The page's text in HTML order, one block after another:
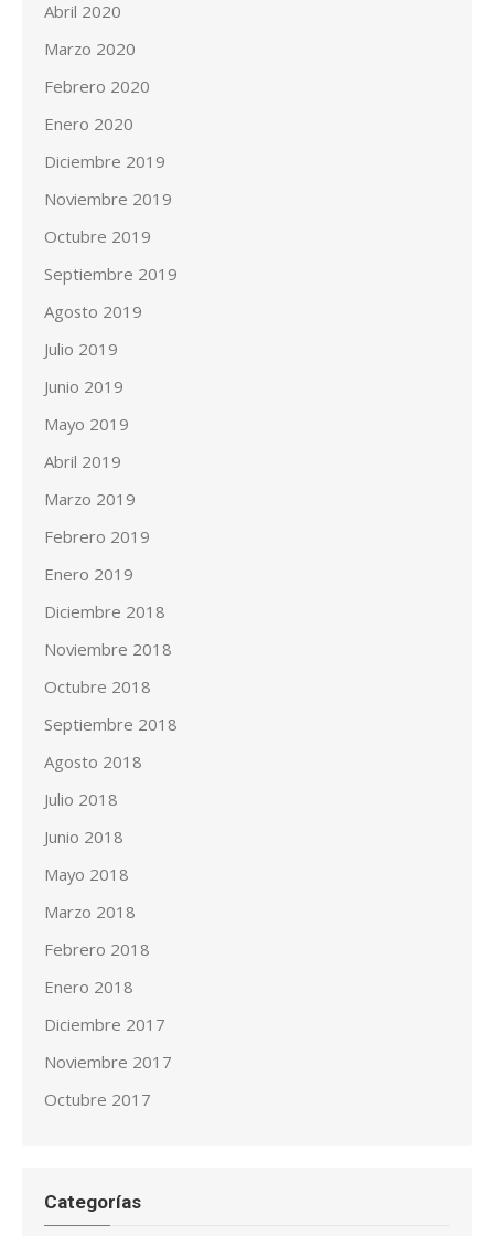
Abril 2020
Marzo 2020
Febrero 2020
Enero 2020
Diciembre 2019
Noviembre 2019
Octubre 2019
Septiembre 2019
Agosto 2019
Julio 2019
Junio 2019
Mayo 2019
Abril 2019
Marzo 2019
Febrero 2019
Enero 2019
Diciembre 2018
Noviembre 2018
Octubre 2018
Septiembre 2018
Agosto 2018
Julio 2018
Junio 2018
Mayo 2018
Marzo 2018
Febrero 2018
Enero 2018
Diciembre 2017
Noviembre 2017
Octubre 2017
Categorías